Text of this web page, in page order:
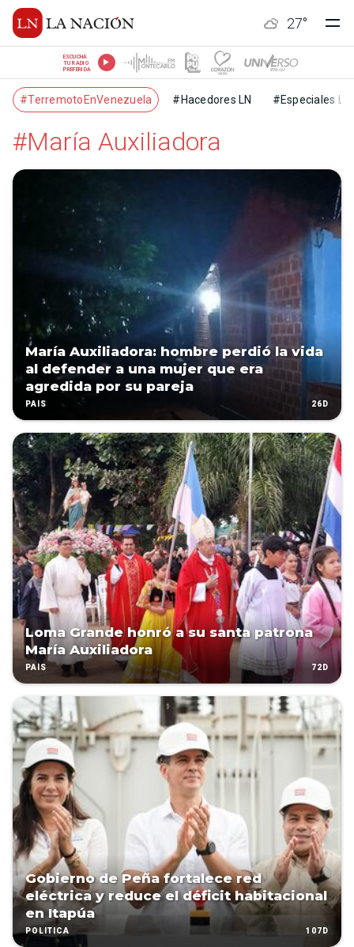
27°
ESCUCHÁ
TU RADIO
PREFERIDA
#TerremotoEnVenezuela #Hacedores LN #Especiales LN
#María Auxiliadora
María Auxiliadora: hombre perdió la vida
al defender a una mujer que era
agredida por su pareja
PAÍS 26D
Loma Grande honró a su santa patrona
María Auxiliadora
PAÍS 72D
Gobierno de Peña fortalece red
eléctrica y reduce el déficit habitacional
en Itapúa
POLÍTICA 107D